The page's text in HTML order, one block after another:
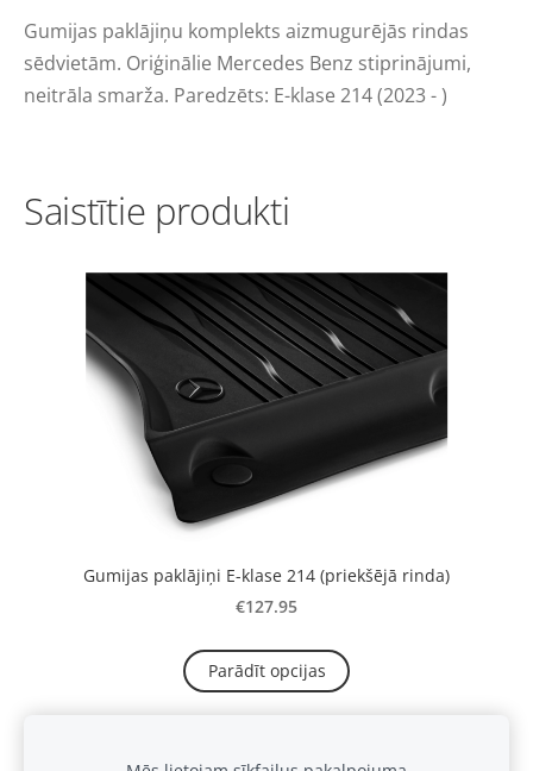
Gumijas paklājiņu komplekts aizmugurējās rindas
sēdvietām. Oriģinālie Mercedes Benz stiprinājumi,
neitrāla smarža. Paredzēts: E-klase 214 (2023 - )
Saistītie produkti
Gumijas paklājiņi E-klase 214 (priekšējā rinda)
€127.95
Parādīt opcijas